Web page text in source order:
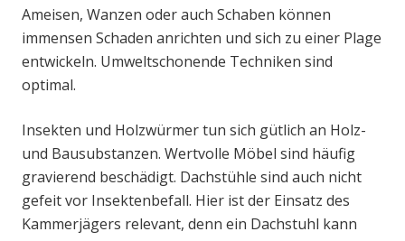
Ameisen, Wanzen oder auch Schaben können
immensen Schaden anrichten und sich zu einer Plage
entwickeln. Umweltschonende Techniken sind
optimal.
Insekten und Holzwürmer tun sich gütlich an Holz-
und Bausubstanzen. Wertvolle Möbel sind häufig
gravierend beschädigt. Dachstühle sind auch nicht
gefeit vor Insektenbefall. Hier ist der Einsatz des
Kammerjägers relevant, denn ein Dachstuhl kann